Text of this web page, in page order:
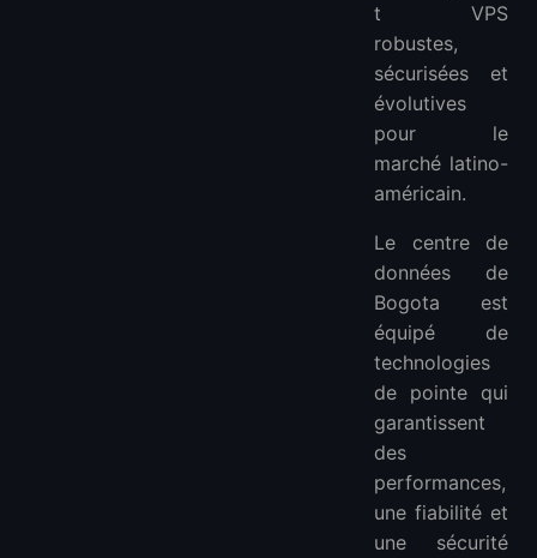
t VPS
robustes,
sécurisées et
évolutives
pour le
marché latino-
américain.
Le centre de
données de
Bogota est
équipé de
technologies
de pointe qui
garantissent
des
performances,
une fiabilité et
une sécurité